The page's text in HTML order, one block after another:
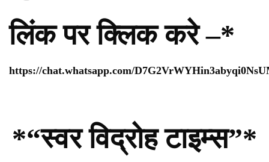
लिंक पर क्लिक करे –*
https://chat.whatsapp.com/
*“स्वर विद्रोह टाइम्स”*